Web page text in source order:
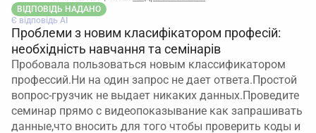
ВІДПОВІДЬ НАДАНО
Є відповідь АІ
Проблеми з новим класифікатором професій:
необхідність навчання та семінарів
Пробовала пользоваться новым классификатором
профессий.Ни на один запрос не дает ответа.Простой
вопрос-грузчик не выдает никаких данных.Проведите
семинар прямо с видеопоказывание как запрашивать
данные,что вносить для того чтобы проверить коды и